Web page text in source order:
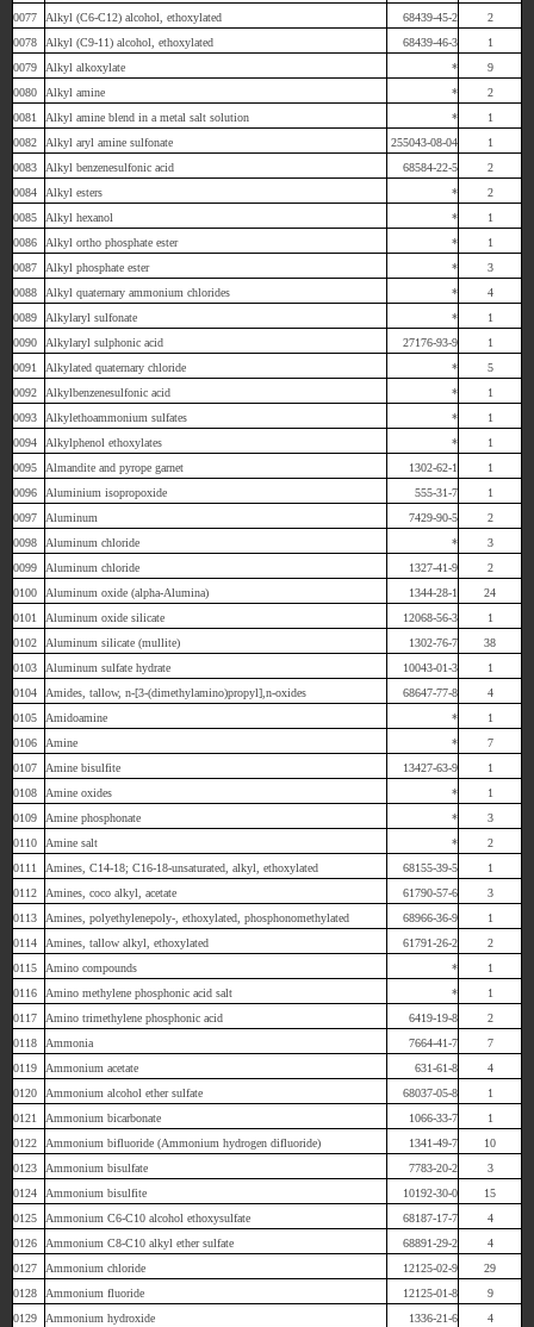
0077
Alkyl (C6-C12) alcohol, ethoxylated 68439-45-2
2
0078
Alkyl (C9-11) alcohol, ethoxylated 68439-46-3
1
0079
Alkyl alkoxylate *
9
0080
Alkyl amine *
2
0081
Alkyl amine blend in a metal salt solution *
1
0082
Alkyl aryl amine sulfonate 255043-08-04
1
0083
Alkyl benzenesulfonic acid 68584-22-5
2
0084
Alkyl esters *
2
0085
Alkyl hexanol *
1
0086
Alkyl ortho phosphate ester *
1
0087
Alkyl phosphate ester *
3
0088
Alkyl quaternary ammonium chlorides *
4
0089
Alkylaryl sulfonate *
1
0090
Alkylaryl sulphonic acid 27176-93-9
1
0091
Alkylated quaternary chloride *
5
0092
Alkylbenzenesulfonic acid *
1
0093
Alkylethoammonium sulfates *
1
0094
Alkylphenol ethoxylates *
1
0095
Almandite and pyrope garnet 1302-62-1
1
0096
Aluminium isopropoxide 555-31-7
1
0097
Aluminum 7429-90-5
2
0098
Aluminum chloride *
3
0099
Aluminum chloride 1327-41-9
2
0100
Aluminum oxide (alpha-Alumina) 1344-28-1
24
0101
Aluminum oxide silicate 12068-56-3
1
0102
Aluminum silicate (mullite) 1302-76-7
38
0103
Aluminum sulfate hydrate 10043-01-3
1
0104
Amides, tallow, n-[3-(dimethylamino)propyl],n-oxides 68647-77-8
4
0105
Amidoamine *
1
0106
Amine *
7
0107
Amine bisulfite 13427-63-9
1
0108
Amine oxides *
1
0109
Amine phosphonate *
3
0110
Amine salt *
2
0111
Amines, C14-18; C16-18-unsaturated, alkyl, ethoxylated 68155-39-5
1
0112
Amines, coco alkyl, acetate 61790-57-6
3
0113
Amines, polyethylenepoly-, ethoxylated, phosphonomethylated 68966-36-9
1
0114
Amines, tallow alkyl, ethoxylated 61791-26-2
2
0115
Amino compounds *
1
0116
Amino methylene phosphonic acid salt *
1
0117
Amino trimethylene phosphonic acid 6419-19-8
2
0118
Ammonia 7664-41-7
7
0119
Ammonium acetate 631-61-8
4
0120
Ammonium alcohol ether sulfate 68037-05-8
1
0121
Ammonium bicarbonate 1066-33-7
1
0122
Ammonium bifluoride (Ammonium hydrogen difluoride) 1341-49-7
10
0123
Ammonium bisulfate 7783-20-2
3
0124
Ammonium bisulfite 10192-30-0
15
0125
Ammonium C6-C10 alcohol ethoxysulfate 68187-17-7
4
0126
Ammonium C8-C10 alkyl ether sulfate 68891-29-2
4
0127
Ammonium chloride 12125-02-9
29
0128
Ammonium fluoride 12125-01-8
9
0129
Ammonium hydroxide 1336-21-6
4